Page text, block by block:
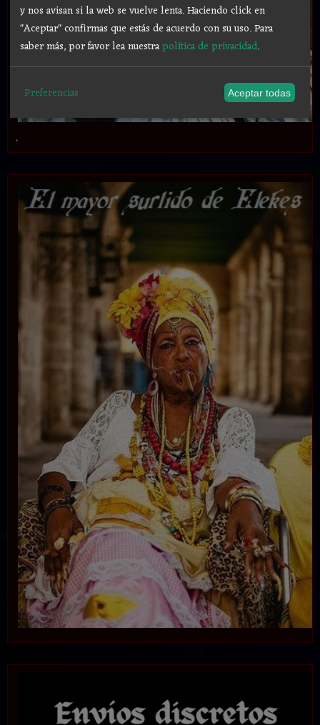
.
y nos avisan si la web se vuelve lenta. Haciendo click en
"Aceptar" confirmas que estás de acuerdo con su uso.Para
saber más, por favor lea nuestrapolítica de privacidad.
Preferencias Aceptar todas